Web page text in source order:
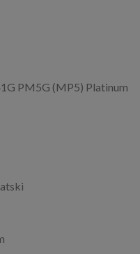
PM5G (MP5) Platinum